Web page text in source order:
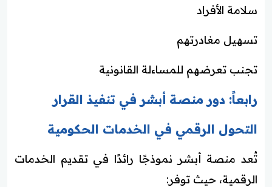
سلامة الأفراد
تسهيل مغادرتهم
تجنب تعرضهم للمساءلة القانونية
رابعاً: دور منصة أبشر في تنفيذ القرار
التحول الرقمي في الخدمات الحكومية
تُعد منصة أبشر نموذجًا رائدًا في تقديم الخدمات
الرقمية، حيث توفر: